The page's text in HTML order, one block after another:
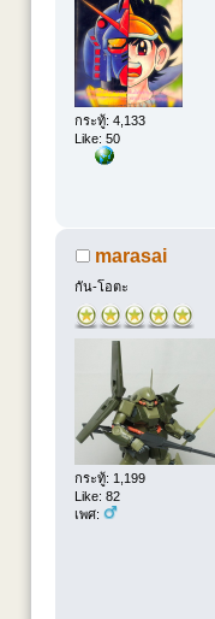
กระทู้: 4,133
Like: 50
marasai
กัน-โอตะ
กระทู้: 1,199
Like: 82
เพศ: